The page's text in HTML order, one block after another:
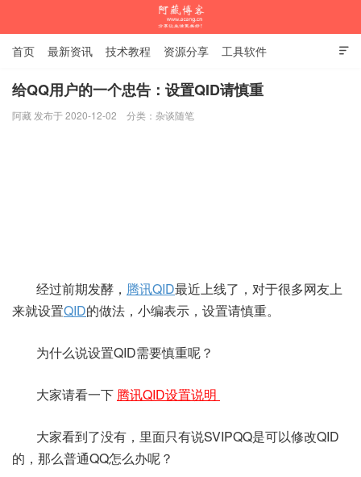

首页 最新资讯 技术教程 资源分享 工具软件
杂谈随笔
给QQ用户的一个忠告：设置QID请慎重
阿藏 发布于 2020-12-02 分类： 杂谈随笔
经过前期发酵， 腾讯QID最近上线了，对于很多网友上
来就设置QID的做法，小编表示，设置请慎重。
为什么说设置QID需要慎重呢？
大家请看一下 腾讯QID设置说明
大家看到了没有，里面只有说SVIPQQ是可以修改QID
的，那么普通QQ怎么办呢？